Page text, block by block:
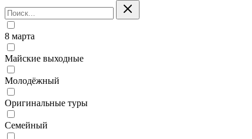
8 марта
Майские выходные
Молодёжный
Оригинальные туры
Семейный